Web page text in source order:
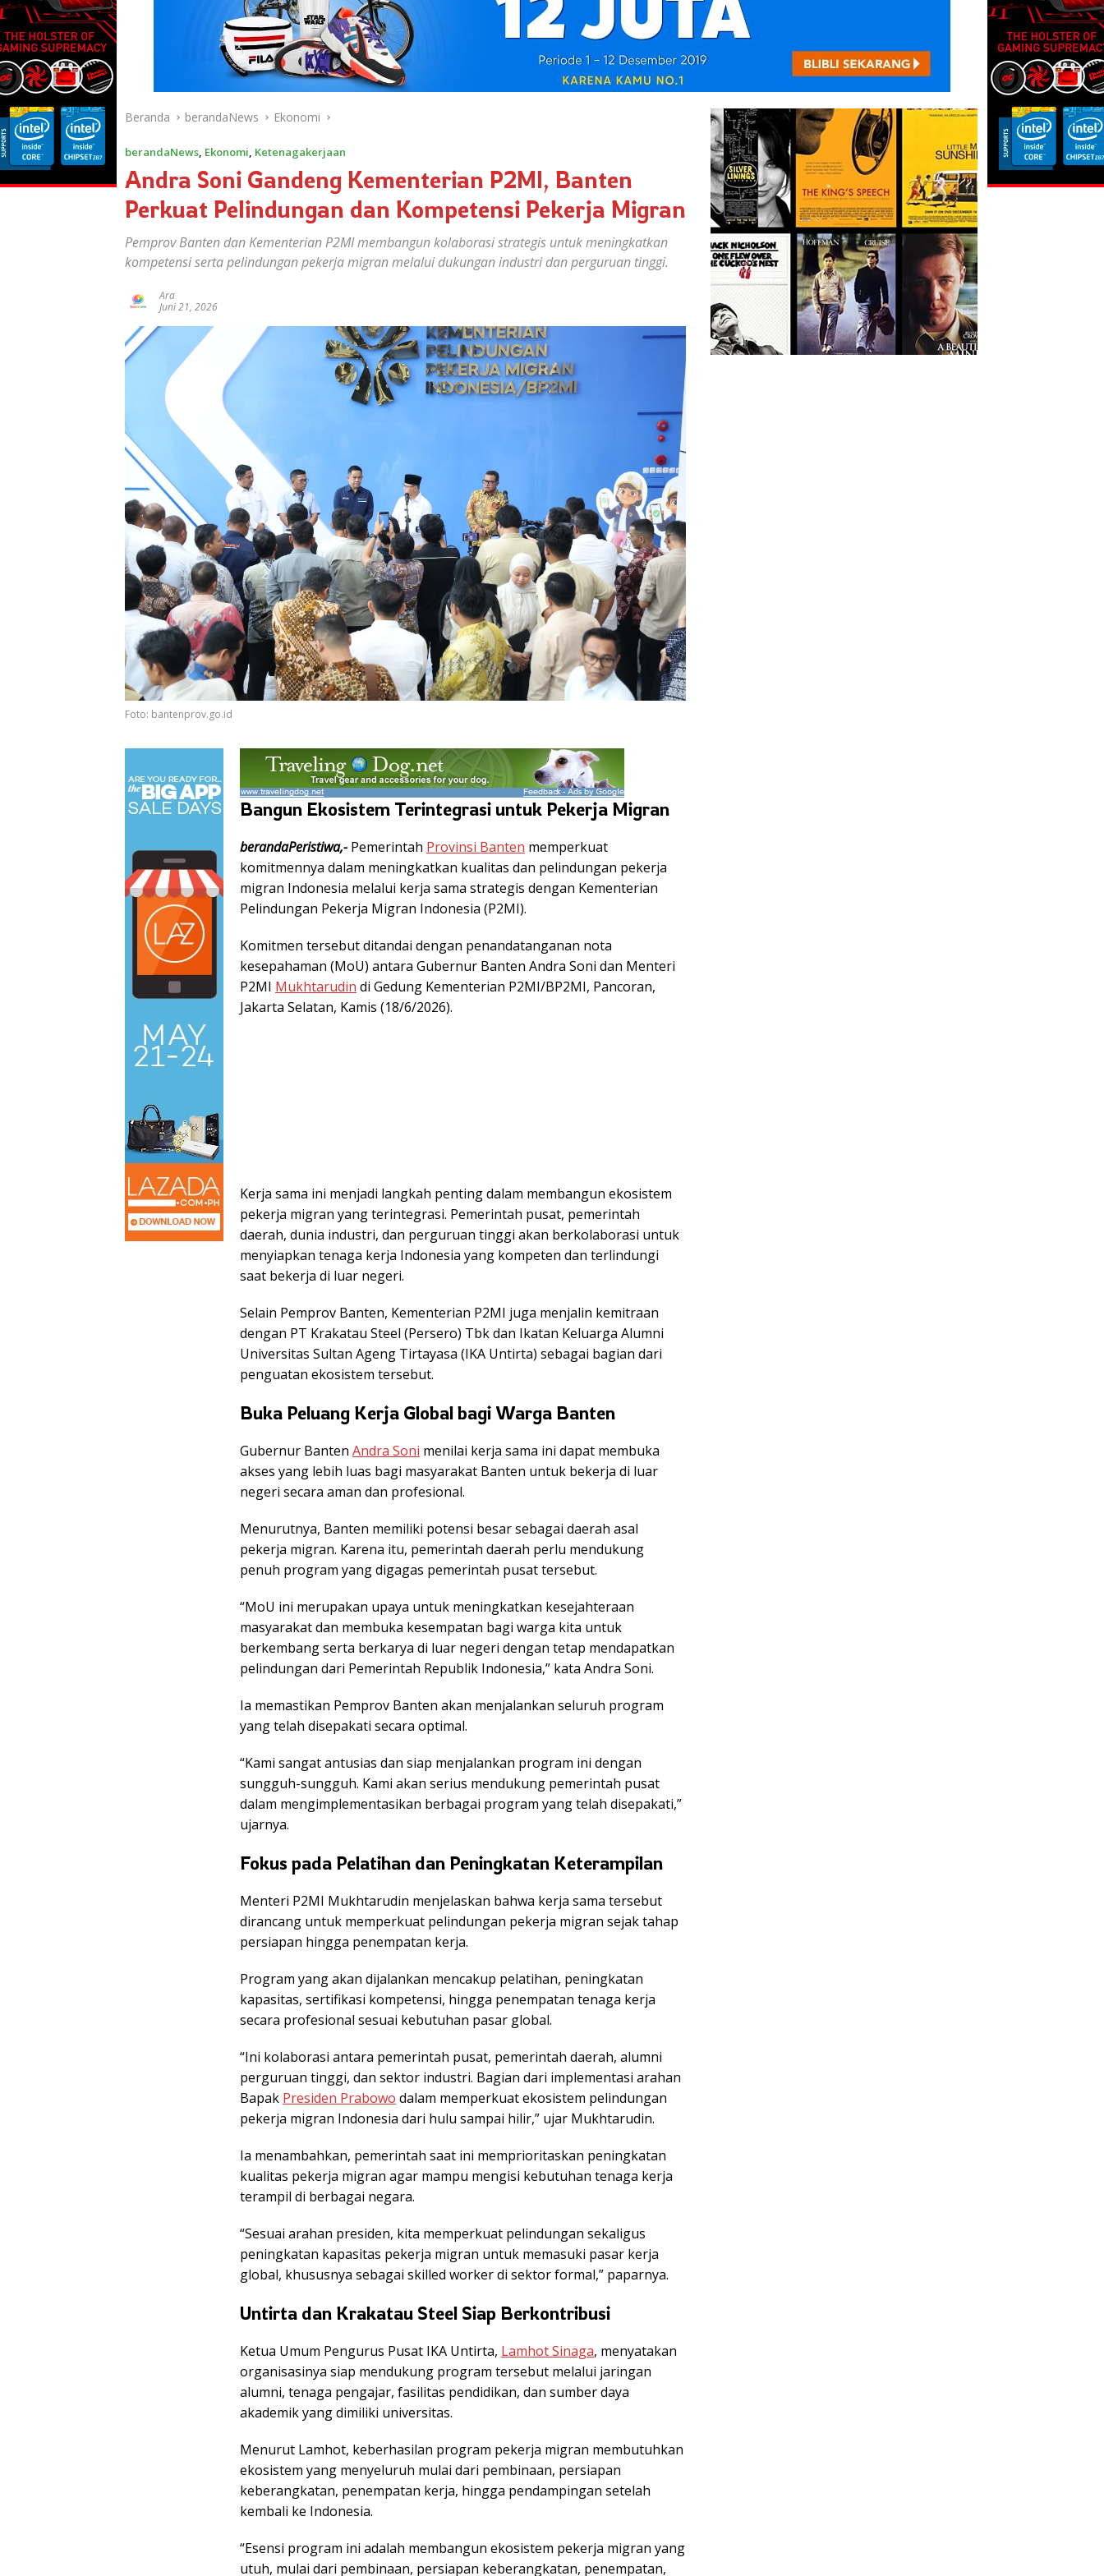
Beranda berandaNews Ekonomi
berandaNews, Ekonomi, Ketenagakerjaan
Andra Soni Gandeng Kementerian P2MI, Banten
Perkuat Pelindungan dan Kompetensi Pekerja Migran
Pemprov Banten dan Kementerian P2MI membangun kolaborasi strategis untuk meningkatkan
kompetensi serta pelindungan pekerja migran melalui dukungan industri dan perguruan tinggi.
Ara
Juni 21, 2026
Foto: bantenprov.go.id
Bangun Ekosistem Terintegrasi untuk Pekerja Migran
berandaPeristiwa,- Pemerintah Provinsi Banten memperkuat
komitmennya dalam meningkatkan kualitas dan pelindungan pekerja
migran Indonesia melalui kerja sama strategis dengan Kementerian
Pelindungan Pekerja Migran Indonesia (P2MI).
Komitmen tersebut ditandai dengan penandatanganan nota
kesepahaman (MoU) antara Gubernur Banten Andra Soni dan Menteri
P2MI Mukhtarudin di Gedung Kementerian P2MI/BP2MI, Pancoran,
Jakarta Selatan, Kamis (18/6/2026).
Kerja sama ini menjadi langkah penting dalam membangun ekosistem
pekerja migran yang terintegrasi. Pemerintah pusat, pemerintah
daerah, dunia industri, dan perguruan tinggi akan berkolaborasi untuk
menyiapkan tenaga kerja Indonesia yang kompeten dan terlindungi
saat bekerja di luar negeri.
Selain Pemprov Banten, Kementerian P2MI juga menjalin kemitraan
dengan PT Krakatau Steel (Persero) Tbk dan Ikatan Keluarga Alumni
Universitas Sultan Ageng Tirtayasa (IKA Untirta) sebagai bagian dari
penguatan ekosistem tersebut.
Buka Peluang Kerja Global bagi Warga Banten
Gubernur Banten Andra Soni menilai kerja sama ini dapat membuka
akses yang lebih luas bagi masyarakat Banten untuk bekerja di luar
negeri secara aman dan profesional.
Menurutnya, Banten memiliki potensi besar sebagai daerah asal
pekerja migran. Karena itu, pemerintah daerah perlu mendukung
penuh program yang digagas pemerintah pusat tersebut.
“MoU ini merupakan upaya untuk meningkatkan kesejahteraan
masyarakat dan membuka kesempatan bagi warga kita untuk
berkembang serta berkarya di luar negeri dengan tetap mendapatkan
pelindungan dari Pemerintah Republik Indonesia,” kata Andra Soni.
Ia memastikan Pemprov Banten akan menjalankan seluruh program
yang telah disepakati secara optimal.
“Kami sangat antusias dan siap menjalankan program ini dengan
sungguh-sungguh. Kami akan serius mendukung pemerintah pusat
dalam mengimplementasikan berbagai program yang telah disepakati,”
ujarnya.
Fokus pada Pelatihan dan Peningkatan Keterampilan
Menteri P2MI Mukhtarudin menjelaskan bahwa kerja sama tersebut
dirancang untuk memperkuat pelindungan pekerja migran sejak tahap
persiapan hingga penempatan kerja.
Program yang akan dijalankan mencakup pelatihan, peningkatan
kapasitas, sertifikasi kompetensi, hingga penempatan tenaga kerja
secara profesional sesuai kebutuhan pasar global.
“Ini kolaborasi antara pemerintah pusat, pemerintah daerah, alumni
perguruan tinggi, dan sektor industri. Bagian dari implementasi arahan
Bapak Presiden Prabowo dalam memperkuat ekosistem pelindungan
pekerja migran Indonesia dari hulu sampai hilir,” ujar Mukhtarudin.
Ia menambahkan, pemerintah saat ini memprioritaskan peningkatan
kualitas pekerja migran agar mampu mengisi kebutuhan tenaga kerja
terampil di berbagai negara.
“Sesuai arahan presiden, kita memperkuat pelindungan sekaligus
peningkatan kapasitas pekerja migran untuk memasuki pasar kerja
global, khususnya sebagai skilled worker di sektor formal,” paparnya.
Untirta dan Krakatau Steel Siap Berkontribusi
Ketua Umum Pengurus Pusat IKA Untirta, Lamhot Sinaga, menyatakan
organisasinya siap mendukung program tersebut melalui jaringan
alumni, tenaga pengajar, fasilitas pendidikan, dan sumber daya
akademik yang dimiliki universitas.
Menurut Lamhot, keberhasilan program pekerja migran membutuhkan
ekosistem yang menyeluruh mulai dari pembinaan, persiapan
keberangkatan, penempatan kerja, hingga pendampingan setelah
kembali ke Indonesia.
“Esensi program ini adalah membangun ekosistem pekerja migran yang
utuh, mulai dari pembinaan, persiapan keberangkatan, penempatan,